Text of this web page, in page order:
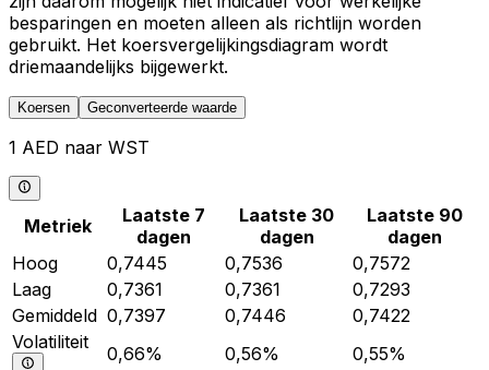
besparingen en moeten alleen als richtlijn worden
gebruikt. Het koersvergelijkingsdiagram wordt
driemaandelijks bijgewerkt.
Koersen Geconverteerde waarde
1 AED naar WST
Metriek
Laatste 7
dagen
Laatste 30
dagen
Laatste 90
dagen
Hoog
0,7445 0,7536
0,7572
Laag
0,7361 0,7361
0,7293
Gemiddeld 0,7397 0,7446
0,7422
Volatiliteit
0,66% 0,56% 0,55%